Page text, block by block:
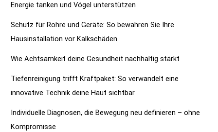
Energie tanken und Vögel unterstützen
Schutz für Rohre und Geräte: So bewahren Sie Ihre
Hausinstallation vor Kalkschäden
Wie Achtsamkeit deine Gesundheit nachhaltig stärkt
Tiefenreinigung trifft Kraftpaket: So verwandelt eine
innovative Technik deine Haut sichtbar
Individuelle Diagnosen, die Bewegung neu definieren – ohne
Kompromisse